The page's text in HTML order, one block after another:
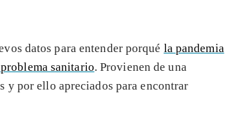
datos para entender porqué la pandemia
sanitario. Provienen de una
y por ello apreciados para encontrar